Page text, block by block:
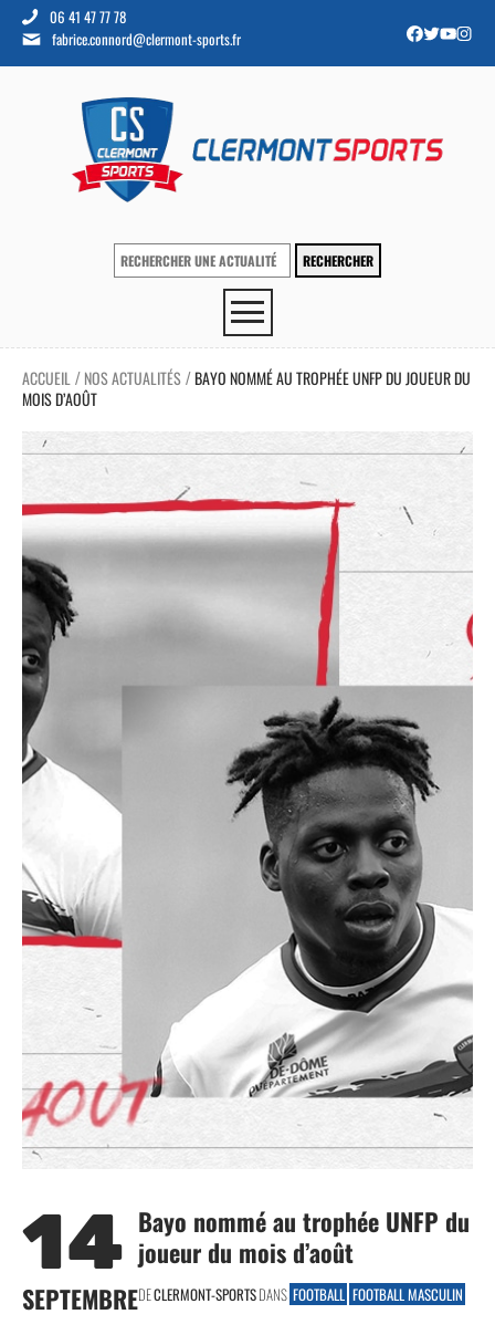
06 41 47 77 78
fabrice.connord@clermont-sports.fr
ACCUEIL / NOS ACTUALITÉS /BAYO NOMMÉ AU TROPHÉE UNFP DU JOUEUR DU
MOIS D’AOÛT
14
SEPTEMBRE
Bayo nommé au trophée UNFP du
joueur du mois d’août
DECLERMONT-SPORTSDANS FOOTBALL FOOTBALL MASCULIN